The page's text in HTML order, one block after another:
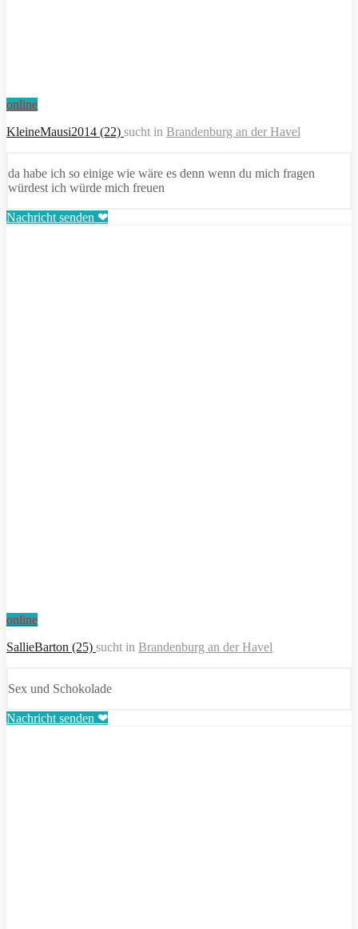
online
KleineMausi2014 (22) sucht in Brandenburg an der Havel
da habe ich so einige wie wäre es denn wenn du mich fragen
würdest ich würde mich freuen
Nachricht senden ❤
online
SallieBarton (25) sucht in Brandenburg an der Havel
Sex und Schokolade
Nachricht senden ❤